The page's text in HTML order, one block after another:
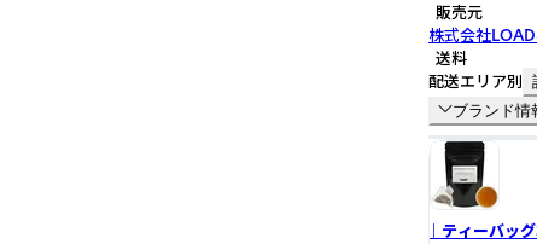
販売元
株式会社
送料
配送エリア別
ブランド情
｜ ティーバッ